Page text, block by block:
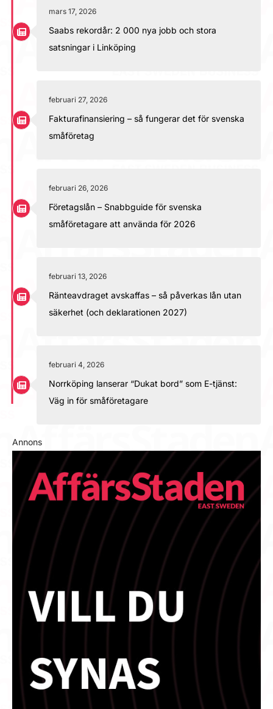
mars 17, 2026
Saabs rekordår: 2 000 nya jobb och stora
satsningar i Linköping
februari 27, 2026
Fakturafinansiering – så fungerar det för svenska
småföretag
februari 26, 2026
Företagslån – Snabbguide för svenska
småföretagare att använda för 2026
februari 13, 2026
Ränteavdraget avskaffas – så påverkas lån utan
säkerhet (och deklarationen 2027)
februari 4, 2026
Norrköping lanserar “Dukat bord” som E-tjänst:
Väg in för småföretagare
Annons